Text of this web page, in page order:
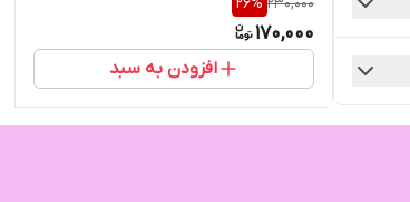
170,000
افزودن به سبد